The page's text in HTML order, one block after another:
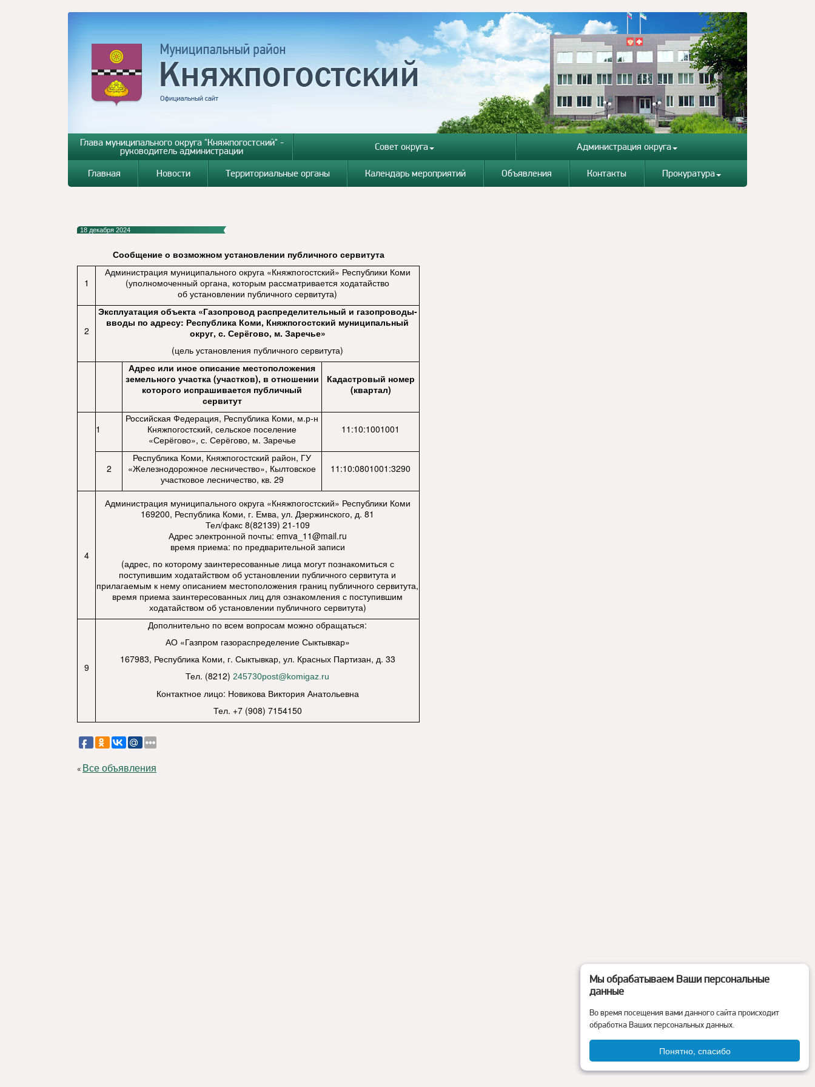
Глава муниципального округа "Княжпогостский" -
руководитель администрации Совет округа Администрация округа
Главная Новости Территориальные органы Календарь мероприятий Объявления Контакты Прокуратура
18 декабря 2024
Сообщение о возможном установлении публичного сервитута
1
Администрация муниципального округа «Княжпогостский» Республики Коми
(уполномоченный органа, которым рассматривается ходатайство
об установлении публичного сервитута)
2
Эксплуатация объекта «Газопровод распределительный и газопроводы-
вводы по адресу: Республика Коми, Княжпогостский муниципальный
округ, с. Серёгово, м. Заречье»
(цель установления публичного сервитута)
Адрес или иное описание местоположения
земельного участка (участков), в отношении
которого испрашивается публичный
сервитут
Кадастровый номер
(квартал)
1
Российская Федерация, Республика Коми, м.р-н
Княжпогостский, сельское поселение
«Серёгово», с. Серёгово, м. Заречье
11:10:1001001
2
Республика Коми, Княжпогостский район, ГУ
«Железнодорожное лесничество», Кылтовское
участковое лесничество, кв. 29
11:10:0801001:3290
4
Администрация муниципального округа «Княжпогостский» Республики Коми
169200, Республика Коми, г. Емва, ул. Дзержинского, д. 81
Тел/факс 8(82139) 21-109
Адрес электронной почты: emva_11@mail.ru
время приема: по предварительной записи
(адрес, по которому заинтересованные лица могут познакомиться с
поступившим ходатайством об установлении публичного сервитута и
прилагаемым к нему описанием местоположения границ публичного сервитута,
время приема заинтересованных лиц для ознакомления с поступившим
ходатайством об установлении публичного сервитута)
9
Дополнительно по всем вопросам можно обращаться:
АО «Газпром газораспределение Сыктывкар»
167983, Республика Коми, г. Сыктывкар, ул. Красных Партизан, д. 33
Тел. (8212) 245730post@komigaz.ru
Контактное лицо: Новикова Виктория Анатольевна
Тел. +7 (908) 7154150
« Все объявления
Мы обрабатываем Ваши персональные
данные
Во время посещения вами данного сайта происходит
обработка Ваших персональных данных.
Понятно, спасибо